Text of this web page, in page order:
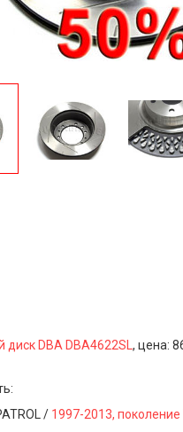
DBA DBA4622SL , цена:
/ 1997-2013, поколение